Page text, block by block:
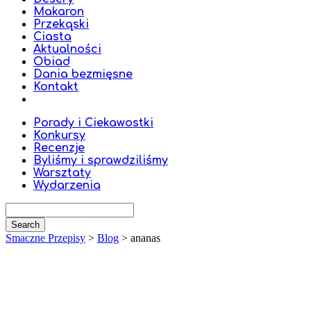
Makaron
Przekąski
Ciasta
Aktualności
Obiad
Dania bezmięsne
Kontakt
Porady i Ciekawostki
Konkursy
Recenzje
Byliśmy i sprawdziliśmy
Warsztaty
Wydarzenia
Smaczne Przepisy > Blog > ananas